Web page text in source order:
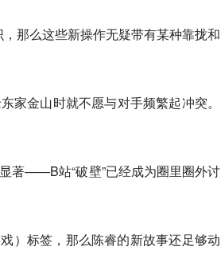
那么这些新操作无疑带有某种靠拢和
家金山时就不愿与对手频繁起冲突。
著——B站“破壁”已经成为圈里圈外讨
）标签，那么陈睿的新故事还足够动